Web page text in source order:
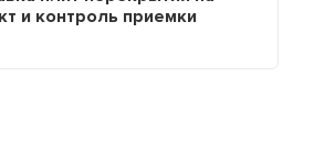
и контроль приемки